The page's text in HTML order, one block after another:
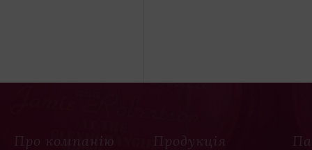
Про компанію Продукція